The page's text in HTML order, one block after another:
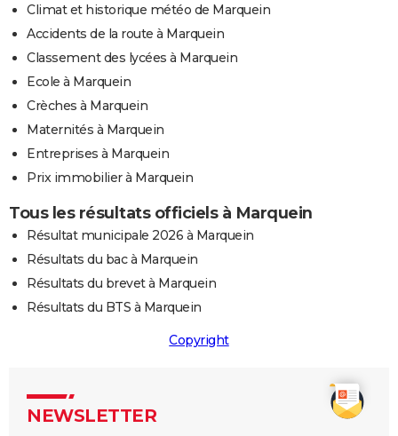
Climat et historique météo de Marquein
Accidents de la route à Marquein
Classement des lycées à Marquein
Ecole à Marquein
Crèches à Marquein
Maternités à Marquein
Entreprises à Marquein
Prix immobilier à Marquein
Tous les résultats officiels à Marquein
Résultat municipale 2026 à Marquein
Résultats du bac à Marquein
Résultats du brevet à Marquein
Résultats du BTS à Marquein
Copyright
NEWSLETTER